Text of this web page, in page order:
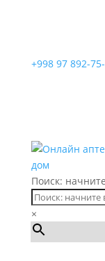
+998 97 892-
Поиск:
×